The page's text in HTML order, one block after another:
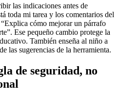
las indicaciones antes de
toda mi tarea y los comentarios del
cómo mejorar un párrafo
Ese pequeño cambio protege la
También enseña al niño a
las sugerencias de la herramienta.
de seguridad, no